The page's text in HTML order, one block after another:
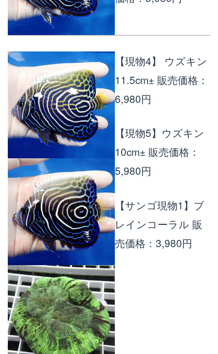
【現物4】 ウズキン
11.5cm± 販売価格：
6,980円
【現物5】ウズキン
10cm± 販売価格：
5,980円
【サンゴ現物1】ブ
レインコーラル 販
売価格：3,980円